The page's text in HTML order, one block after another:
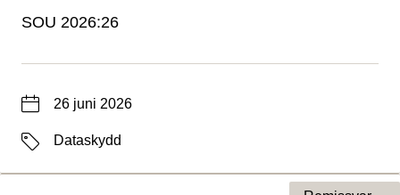
SOU 2026:26
Datum26 juni 2026
EtiketterDataskydd